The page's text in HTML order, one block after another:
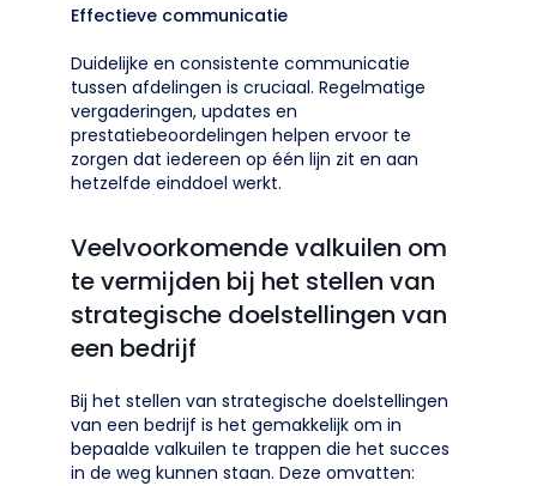
Effectieve communicatie
Duidelijke en consistente communicatie
tussen afdelingen is cruciaal. Regelmatige
vergaderingen, updates en
prestatiebeoordelingen helpen ervoor te
zorgen dat iedereen op één lijn zit en aan
hetzelfde einddoel werkt.
Veelvoorkomende valkuilen om
te vermijden bij het stellen van
strategische doelstellingen van
een bedrijf
Bij het stellen van strategische doelstellingen
van een bedrijf is het gemakkelijk om in
bepaalde valkuilen te trappen die het succes
in de weg kunnen staan. Deze omvatten: